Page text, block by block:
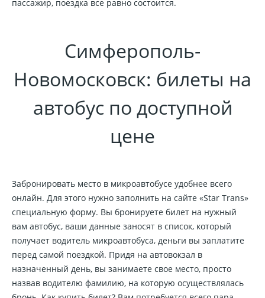
пассажир, поездка все равно состоится.
Симферополь-
Новомосковск: билеты на
автобус по доступной
цене
Забронировать место в микроавтобусе удобнее всего
онлайн. Для этого нужно заполнить на сайте «Star Trans»
специальную форму. Вы бронируете билет на нужный
вам автобус, ваши данные заносят в список, который
получает водитель микроавтобуса, деньги вы заплатите
перед самой поездкой. Придя на автовокзал в
назначенный день, вы занимаете свое место, просто
назвав водителю фамилию, на которую осуществлялась